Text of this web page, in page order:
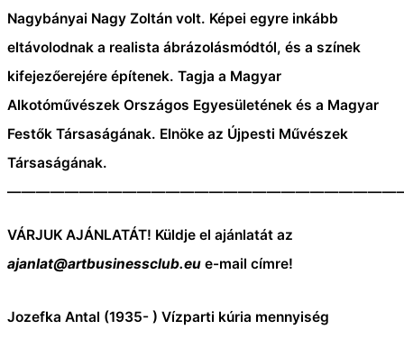
Nagybányai Nagy Zoltán volt. Képei egyre inkább
eltávolodnak a realista ábrázolásmódtól, és a színek
kifejezőerejére építenek. Tagja a Magyar
Alkotóművészek Országos Egyesületének és a Magyar
Festők Társaságának. Elnöke az Újpesti Művészek
Társaságának.
VÁRJUK AJÁNLATÁT! Küldje el ajánlatát az
ajanlat@artbusinessclub.eu e-mail címre!
Jozefka Antal (1935- ) Vízparti kúria mennyiség